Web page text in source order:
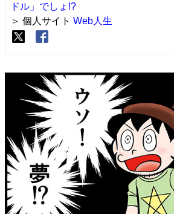
ドル」でしょ!?
＞ 個人サイト Web人生